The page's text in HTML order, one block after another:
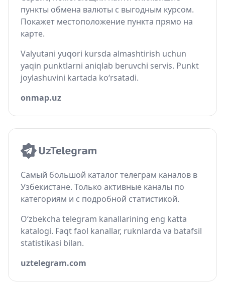
пункты обмена валюты с выгодным курсом.
Покажет местоположение пункта прямо на
карте.
Valyutani yuqori kursda almashtirish uchun
yaqin punktlarni aniqlab beruvchi servis. Punkt
joylashuvini kartada ko‘rsatadi.
onmap.uz
Самый большой каталог телеграм каналов в
Узбекистане. Только активные каналы по
категориям и с подробной статистикой.
O‘zbekcha telegram kanallarining eng katta
katalogi. Faqt faol kanallar, ruknlarda va batafsil
statistikasi bilan.
uztelegram.com